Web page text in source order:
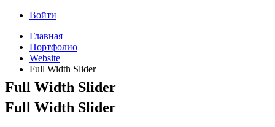
Войти
Главная
Портфолио
Website
Full Width Slider
Full Width Slider
Full Width Slider